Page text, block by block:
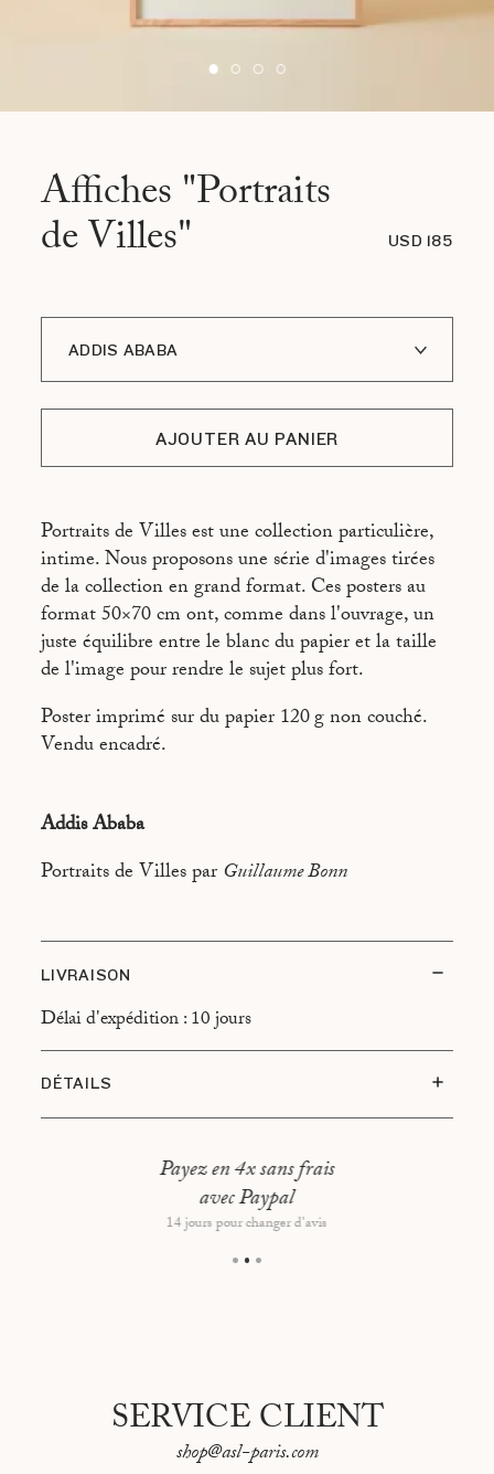
Affiches "Portraits
de Villes" USD 185
ADDIS ABABA
Å I LOFOTEN
LOS ANGELES
NEW YORK
PARIS
RIO DE JANEIRO
ROME
TOKYO
AJOUTER AU PANIER
Portraits de Villes est une collection particulière,
intime. Nous proposons une série d'images tirées
de la collection en grand format. Ces posters au
format 50×70 cm ont, comme dans l'ouvrage, un
juste équilibre entre le blanc du papier et la taille
de l'image pour rendre le sujet plus fort.
Poster imprimé sur du papier 120 g non couché.
Vendu encadré.
Addis Ababa
Portraits de Villes parGuillaume Bonn
LIVRAISON
Délai d'expédition : 10 jours
DÉTAILS
Format 50 x 70 cm- Impression Offset en France
Sceau Portraits de Villes embossé en bas à droite du
Papier de fond blanc cassé
Payez en 4x sans frais
avec Paypal
14 jours pour changer d'avis
SERVICE CLIENT
shop@asl-paris.com